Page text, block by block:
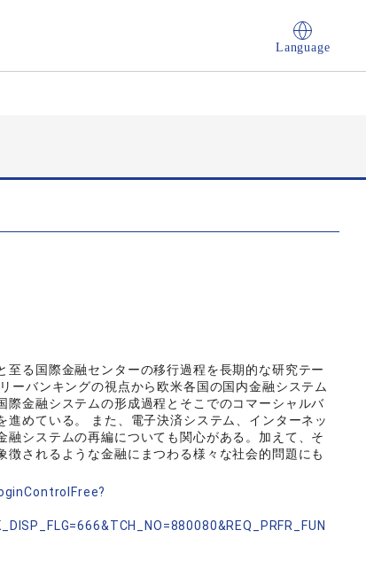
Language
る国際金融センターの移行過程を長期的な研究テー
ーバンキングの視点から欧米各国の国内金融システム
金融システムの形成過程とそこでのコマーシャルバ
めている。 また、電子決済システム、インターネッ
融システムの再編についても関心がある。加えて、そ
されるような金融にまつわる様々な社会的問題にも